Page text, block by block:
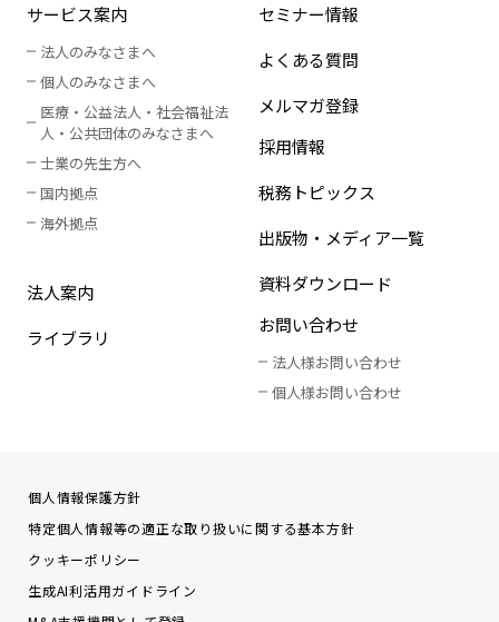
サービス案内
法人のみなさまへ
個人のみなさまへ
医療・公益法人・社会福祉法
人 ・ 公共団体のみなさまへ
士業の先生方へ
国内拠点
海外拠点
法人案内
ライブラリ
セミナー情報
よくある質問
メルマガ登録
採用情報
税務トピックス
出版物・メディア一覧
資料ダウンロード
お問い合わせ
法人様お問い合わせ
個人様お問い合わせ
個人情報保護方針
特定個人情報等の適正な取り扱いに関する基本方針
クッキーポリシー
生成AI利活用ガイドライン